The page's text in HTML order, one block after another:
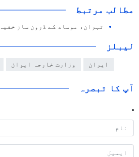
مطالب مرتبط
تہران، موساد کے ڈرون ساز
لیبلز
ایران وزارت خارجہ ایران
آپ کا تبصرہ